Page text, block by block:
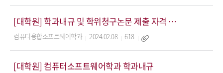
[대학원] 학과내규 및 학위청구논문 제출 자격 요약본
컴퓨터융합소프트웨어학과 2024.02.08 618
[대학원] 컴퓨터소프트웨어학과 학과내규